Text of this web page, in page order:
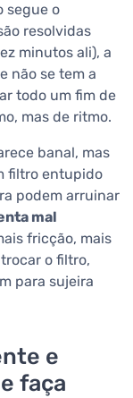
segue o
resolvidas
minutos ali), a
não se tem a
todo um fim de
mas de ritmo.
banal, mas
filtro entupido
podem arruinar
mal
fricção, mais
o filtro,
para sujeira
e
faça